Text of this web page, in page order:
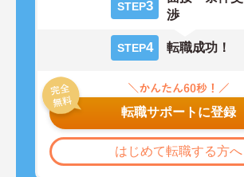
STEP3
渉
STEP4 転職成功！
転職サポートに登録
はじめて転職する方へ